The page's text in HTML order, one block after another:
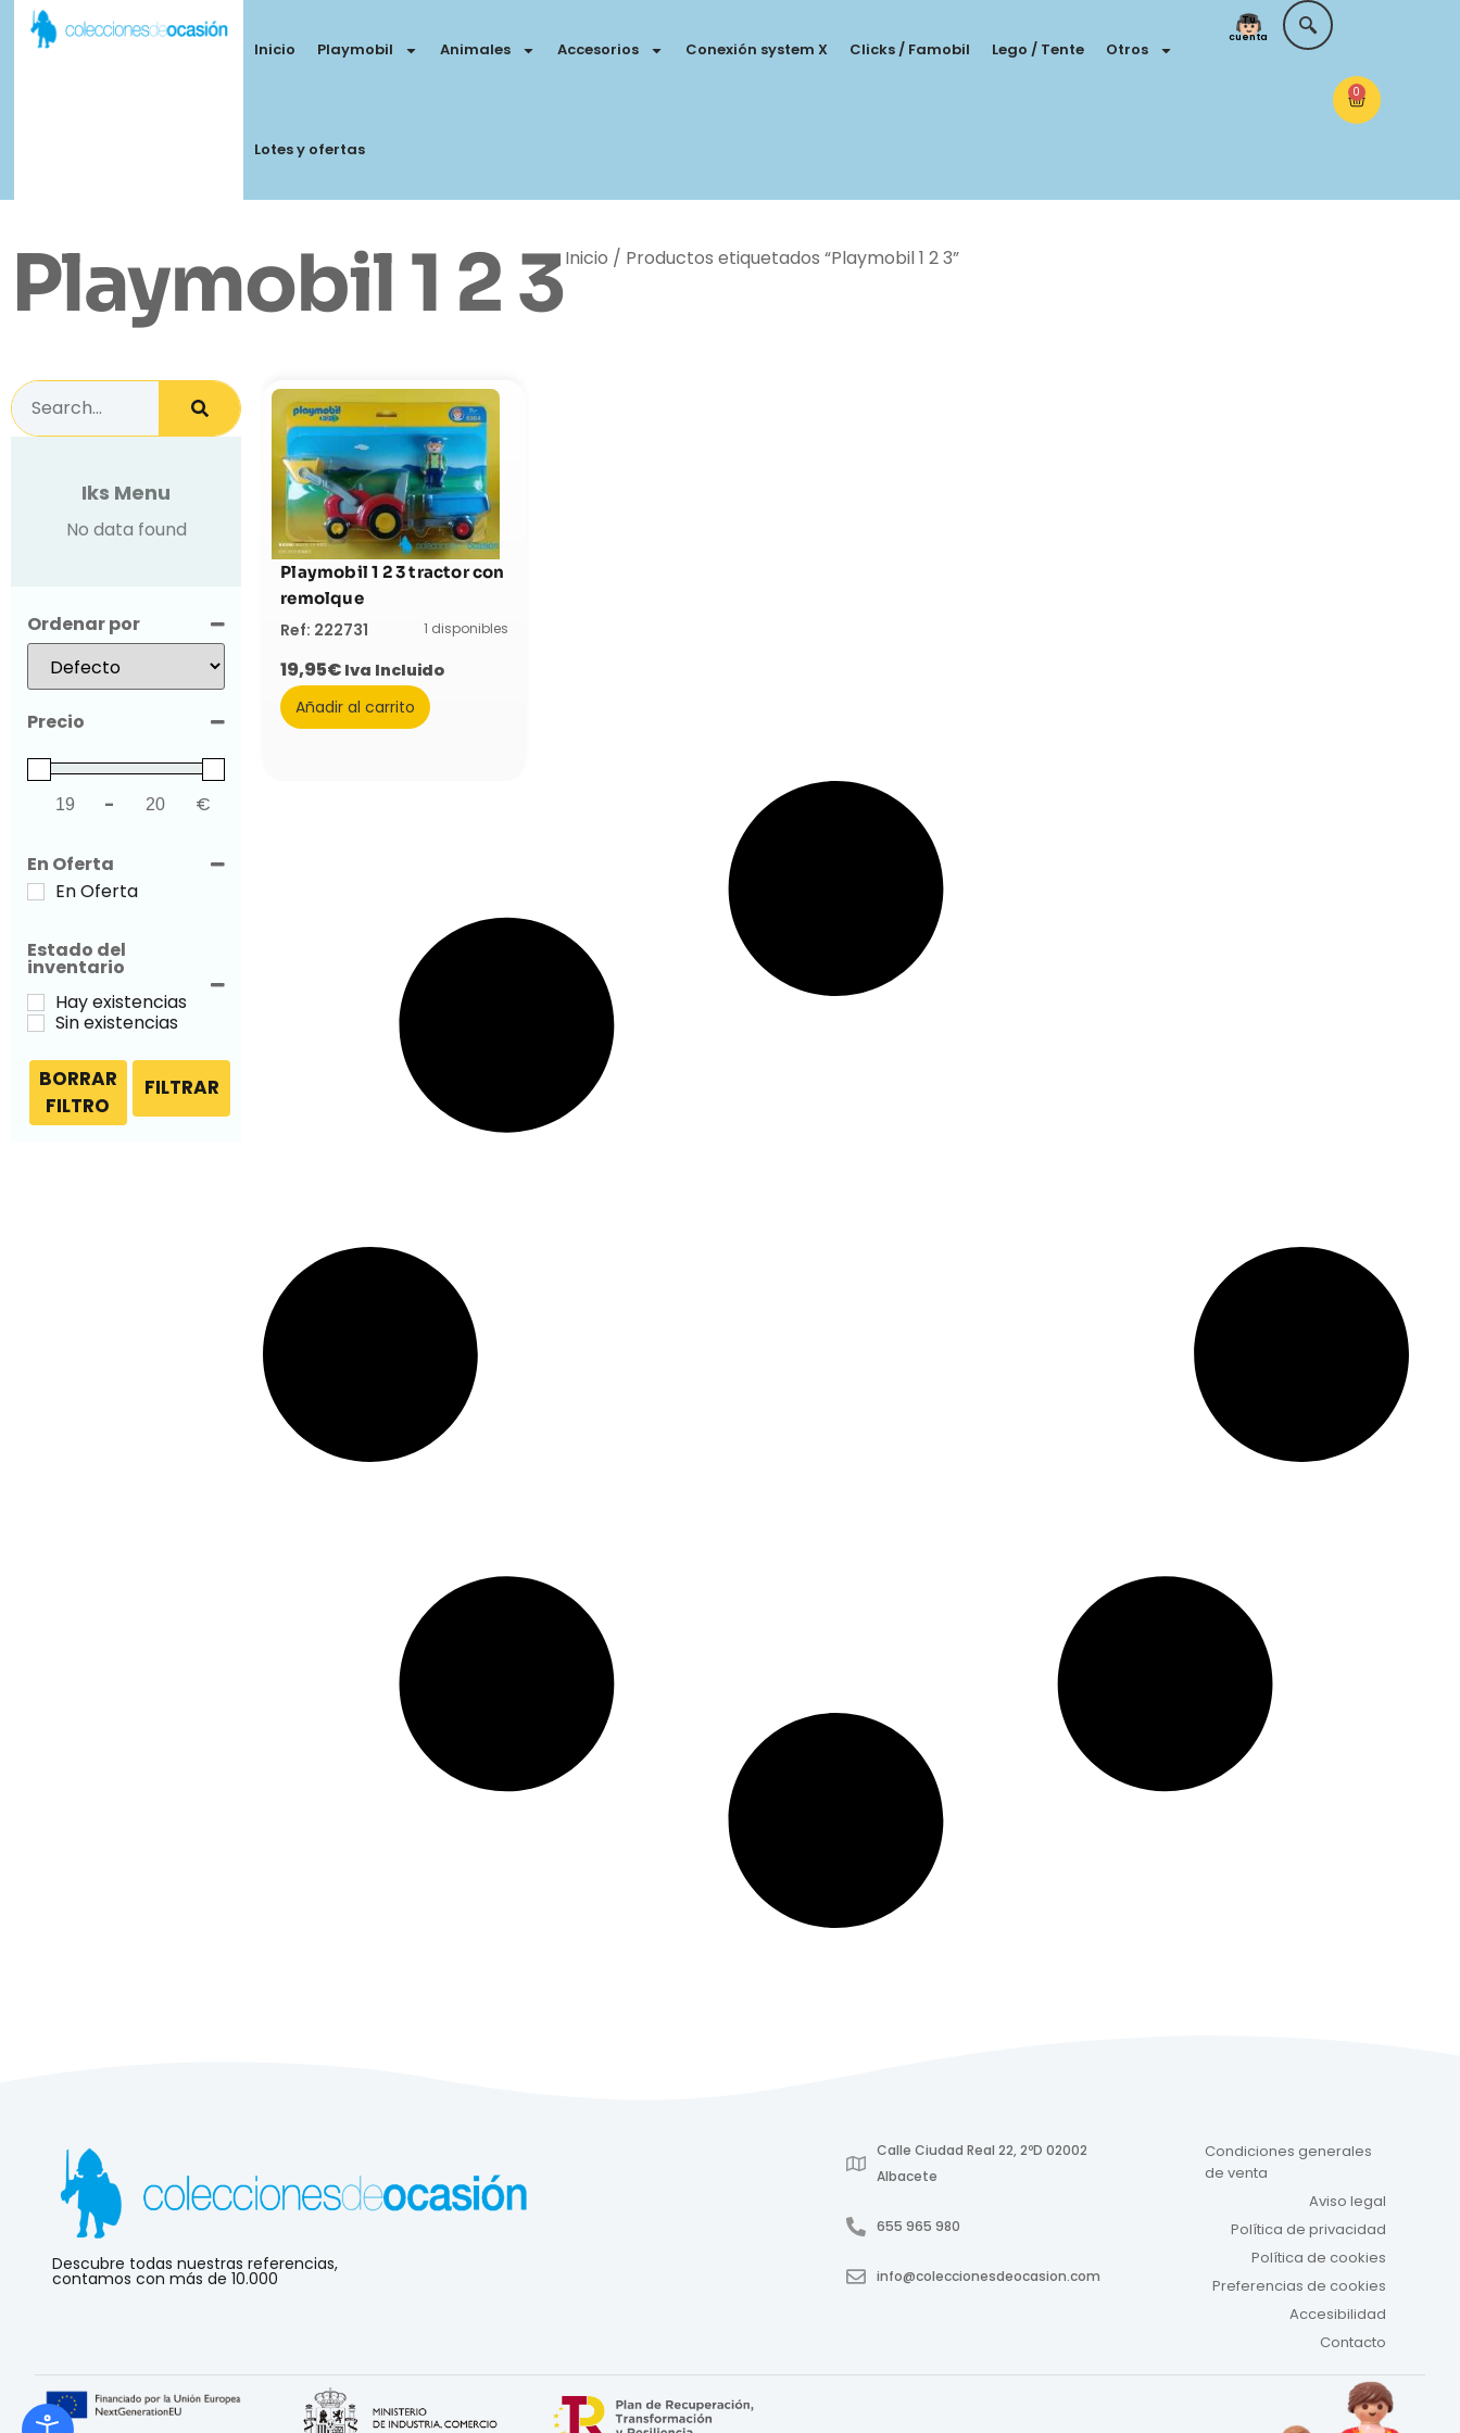
Inicio Playmobil Animales Accesorios Conexión system X Clicks / Famobil Lego / Tente Otros
Lotes y ofertas
Tu
cuenta
0
Playmobil 1 2 3Inicio / Productos etiquetados “Playmobil 1 2 3”
Iks Menu
No data found
Ordenar por
Sort Products
Precio
Minimum Price
- Maximum Price
€
En Oferta
En Oferta
Estado del
inventario
Hay existencias
Sin existencias
FILTRAR
BORRAR
FILTRO
Playmobil 1 2 3 tractor con
remolque
Ref: 222731 1 disponibles
19,95€ Iva Incluido
Añadir al carrito
Descubre todas nuestras referencias,
contamos con más de 10.000
Calle Ciudad Real 22, 2ºD 02002
Albacete
655 965 980
info@coleccionesdeocasion.com
Condiciones generales
de venta
Aviso legal
Política de privacidad
Política de cookies
Preferencias de cookies
Accesibilidad
Contacto